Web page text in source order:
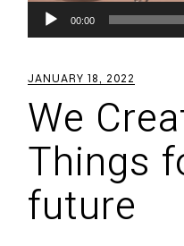
Audio
Player
00:00
JANUARY 18, 2022
We
Things
future